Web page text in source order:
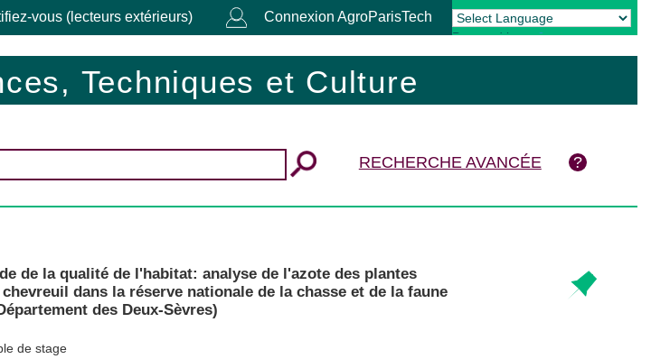
vous (lecteurs extérieurs) Connexion AgroParisTech
Powered by Translate
Techniques et Culture
RECHERCHE AVANCÉE
de la qualité de l'habitat: analyse de l'azote des plantes
dans la réserve nationale de la chasse et de la faune
des Deux-Sèvres)
de stage